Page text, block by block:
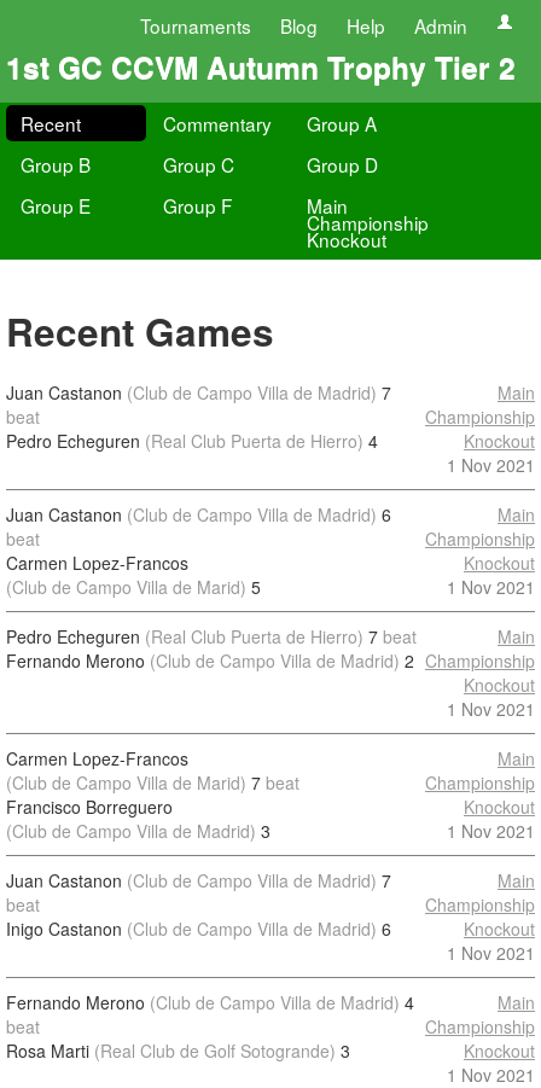
Tournaments Blog Help Admin
1st GC CCVM Autumn Trophy Tier 2
Recent Commentary
Group A
Group B
Group C
Group D
Group E
Group F Main
Championship
Knockout
Recent Games
Juan Castanon (Club de Campo Villa de Madrid) 7
beat
Pedro Echeguren (Real Club Puerta de Hierro) 4
Main
Championship
Knockout
1 Nov 2021
Juan Castanon (Club de Campo Villa de Madrid) 6
beat
Carmen Lopez-Francos
(Club de Campo Villa de Marid) 5
Main
Championship
Knockout
1 Nov 2021
Pedro Echeguren (Real Club Puerta de Hierro) 7 beat
Fernando Merono (Club de Campo Villa de Madrid) 2
Main
Championship
Knockout
1 Nov 2021
Carmen Lopez-Francos
(Club de Campo Villa de Marid) 7 beat
Francisco Borreguero
(Club de Campo Villa de Madrid) 3
Main
Championship
Knockout
1 Nov 2021
Juan Castanon (Club de Campo Villa de Madrid) 7
beat
Inigo Castanon (Club de Campo Villa de Madrid) 6
Main
Championship
Knockout
1 Nov 2021
Fernando Merono (Club de Campo Villa de Madrid) 4
beat
Rosa Marti (Real Club de Golf Sotogrande) 3
Main
Championship
Knockout
1 Nov 2021